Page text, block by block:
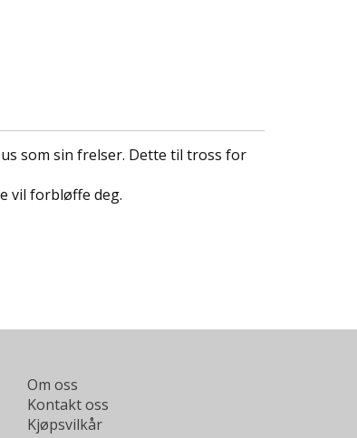
som sin frelser. Dette til tross for
vil forbløffe deg.
Om oss
Kontakt oss
Kjøpsvilkår